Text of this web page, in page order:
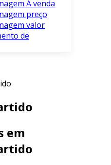
À venda
preço
valor
de
em